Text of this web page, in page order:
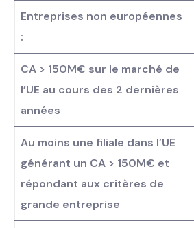
Entreprises non européennes
:
CA > 150M€ sur le marché de
l’UE au cours des 2 dernières
années
Au moins une filiale dans l’UE
générant un CA > 150M€ et
répondant aux critères de
grande entreprise